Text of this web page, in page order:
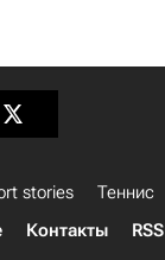
stories Теннис
Контакты RSS